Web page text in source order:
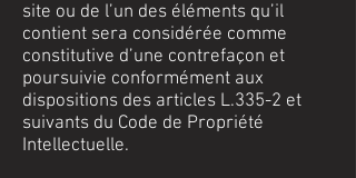
site ou de l’un des éléments qu’il
contient sera considérée comme
constitutive d’une contrefaçon et
poursuivie conformément aux
dispositions des articles L.335-2 et
suivants du Code de Propriété
Intellectuelle.